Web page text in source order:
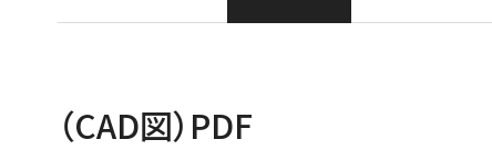
（CAD図）PDF